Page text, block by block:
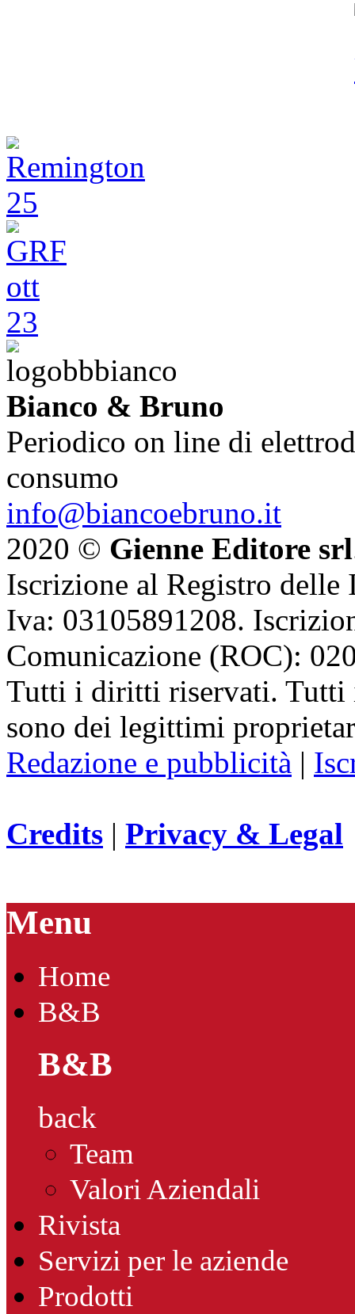
Bianco & Bruno
Periodico on line di
consumo
info@biancoebruno.it
2020 © Gienne Editore srl
Iscrizione al Registro delle
Iva: 03105891208.
Comunicazione (ROC):
Tutti i diritti riservati. Tutti
sono dei legittimi
Redazione e pubblicità |
Credits | Privacy & Legal
Menu
Home
B&B
B&B
back
Team
Valori Aziendali
Rivista
Servizi per le aziende
Prodotti